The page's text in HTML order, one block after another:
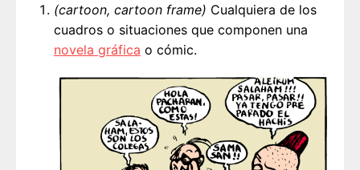
(cartoon, cartoon frame) Cualquiera de los
cuadros o situaciones que componen una
novela gráfica o cómic.